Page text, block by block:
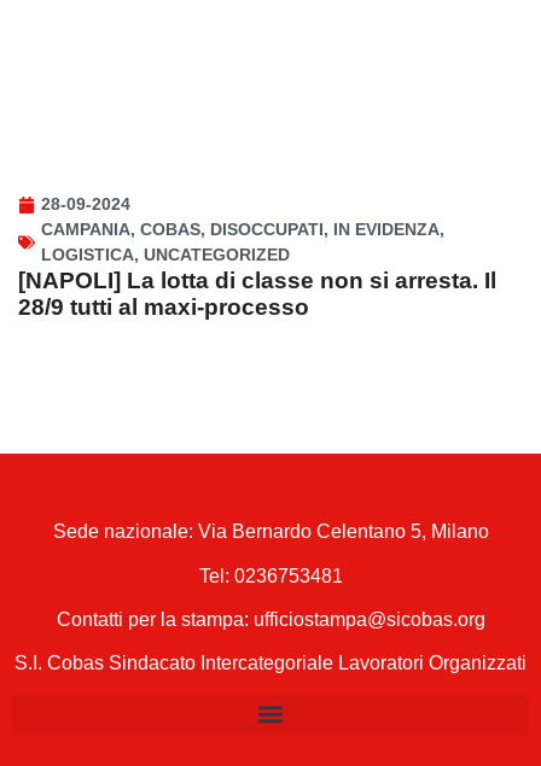
28-09-2024
CAMPANIA, COBAS, DISOCCUPATI, IN EVIDENZA,
LOGISTICA, UNCATEGORIZED
[NAPOLI] La lotta di classe non si arresta. Il
28/9 tutti al maxi-processo
Sede nazionale: Via Bernardo Celentano 5, Milano
Tel: 0236753481
Contatti per la stampa: ufficiostampa@sicobas.org
S.I. Cobas Sindacato Intercategoriale Lavoratori Organizzati